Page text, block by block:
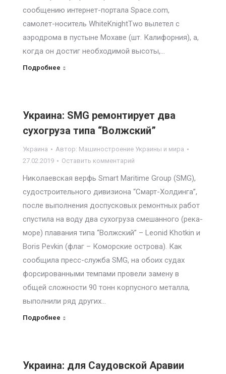
сообщению интернет-портала Space.com,
самолет-носитель WhiteKnightTwo вылетел с
аэродрома в пустыне Мохаве (шт. Калифорния), а,
когда он достиг необходимой высоты,…
Подробнее
Украина: SMG ремонтирует два
сухогруза типа “Волжский”
Украина Автор: Машиностроение Украины и мира
27.02.2019
Оставить комментарий
Николаевская верфь Smart Maritime Group (SMG),
судостроительного дивизиона “Смарт-Холдинга”,
после выполнения доспусковых ремонтных работ
спустила на воду два сухогруза смешанного (река-
море) плавания типа “Волжский” – Leonid Khotkin и
Boris Pevkin (флаг – Коморские острова). Как
сообщила пресс-служба SMG, на обоих судах
форсированными темпами провели замену в
общей сложности 90 тонн корпусного металла,
выполнили ряд других…
Подробнее
Украина: для Саудовской Аравии